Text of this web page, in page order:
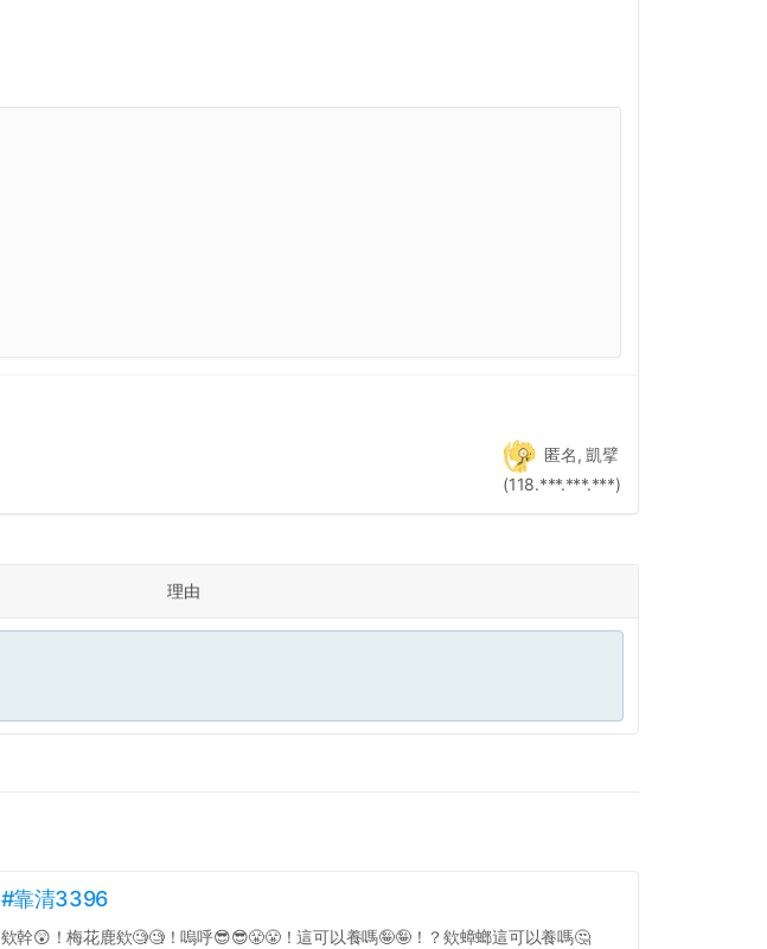
匿名, 凱擘
(118.***.***.***)
理由
#靠清3396
欸幹😲！梅花鹿欸🧐🧐！嗚呼😎😎😤😤！這可以養嗎🤪🤪！？欸蟑螂這可以養嗎🤔